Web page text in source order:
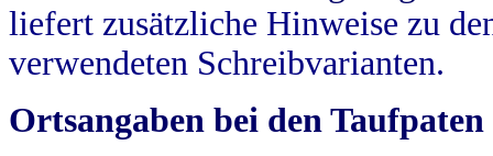
liefert zusätzliche Hinweise zu
verwendeten Schreibvarianten.
Ortsangaben bei den Taufpaten